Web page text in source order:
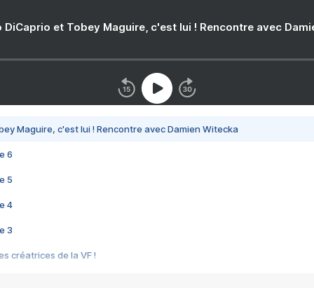
DiCaprio et Tobey Maguire, c'est lui ! Rencontre avec
Maguire, c'est lui ! Rencontre avec Damien Witecka
6
5
4
3
créatrices de la VF !